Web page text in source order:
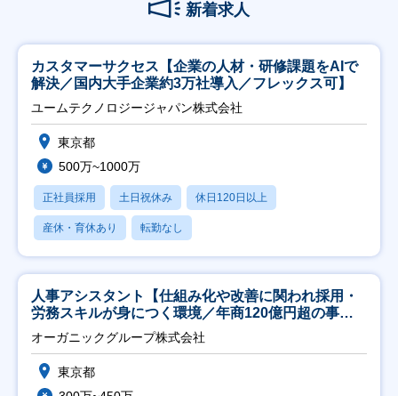
新着求人
カスタマーサクセス【企業の人材・研修課題をAIで
解決／国内大手企業約3万社導入／フレックス可】
ユームテクノロジージャパン株式会社
東京都
500万~1000万
正社員採用 土日祝休み 休日120日以上
産休・育休あり 転勤なし
人事アシスタント【仕組み化や改善に関われ採用・
労務スキルが身につく環境／年商120億円超の事業
会社】
オーガニックグループ株式会社
東京都